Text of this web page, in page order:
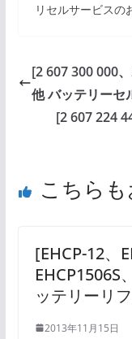
リセルサービスの
[2 607 300 000
他 バッテリーセ
[2 607 224
こちら
[EHCP-12、
EHCP1506S
ッテリーリ
2013年11月15日